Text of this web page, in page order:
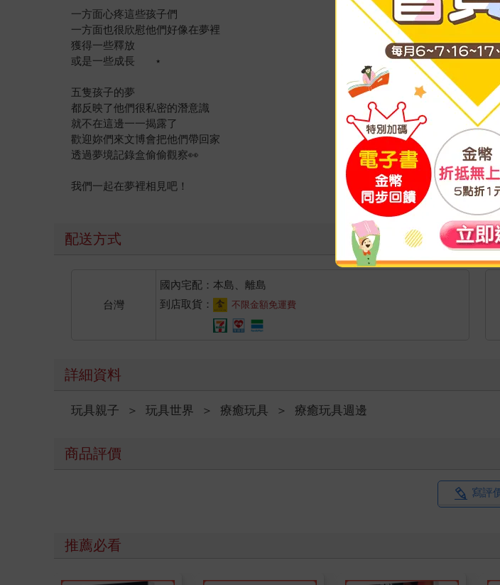
一方面心疼這些孩子們
一方面也很欣慰他們好像在夢裡
獲得一些釋放
或是一些成長 ​ ​ ​ ​ ​ ​ ⋆
五隻孩子的夢
都反映了他們很私密的潛意識
就不在這邊一一揭露了
歡迎妳們來文博會把他們帶回家
透過夢境記錄盒偷偷觀察👀
我們一起在夢裡相見吧！
配送方式
台灣
國內宅配：本島、離島
到店取貨：
不限金額免運費
詳細資料
玩具親子 ＞ 玩具世界 ＞ 療癒玩具 ＞ 療癒玩具週邊
商品評價
寫評
推薦必看